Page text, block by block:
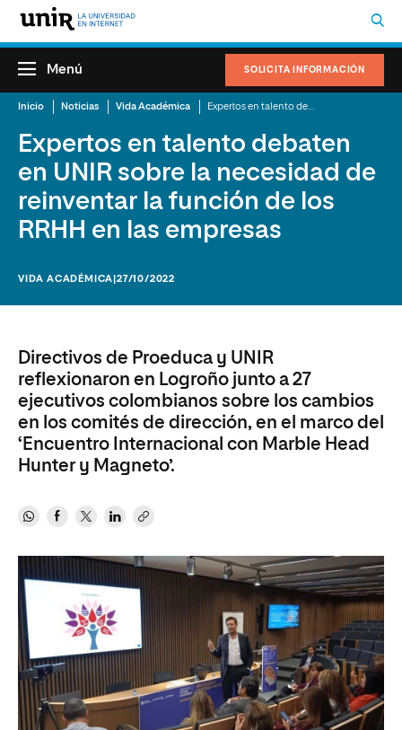
SOLICITA INFORMACIÓN
Menú
Inicio Noticias Vida Académica
Expertos en talento debaten
en UNIR sobre la necesidad de
reinventar la función de los
RRHH en las empresas
VIDA ACADÉMICA |27/10/2022
Directivos de Proeduca y UNIR
reflexionaron en Logroño junto a 27
ejecutivos colombianos sobre los cambios
en los comités de dirección, en el marco del
‘Encuentro Internacional con Marble Head
Hunter y Magneto’.